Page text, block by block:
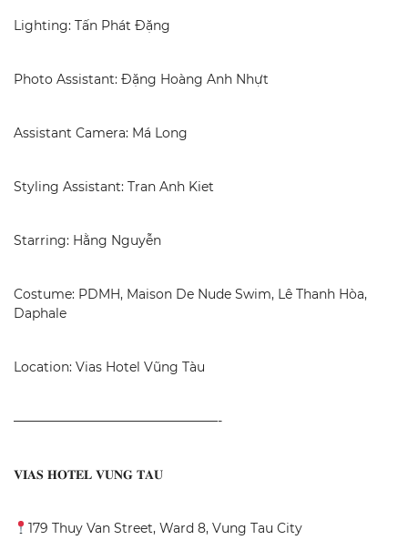
Lighting: Tấn Phát Đặng
Photo Assistant: Đặng Hoàng Anh Nhựt
Assistant Camera: Má Long
Styling Assistant: Tran Anh Kiet
Starring: Hằng Nguyễn
Costume: PDMH, Maison De Nude Swim, Lê Thanh Hòa,
Daphale
Location: Vias Hotel Vũng Tàu
————————————————-
𝐕𝐈𝐀𝐒 𝐇𝐎𝐓𝐄𝐋 𝐕𝐔𝐍𝐆 𝐓𝐀𝐔
179 Thuy Van Street, Ward 8, Vung Tau City